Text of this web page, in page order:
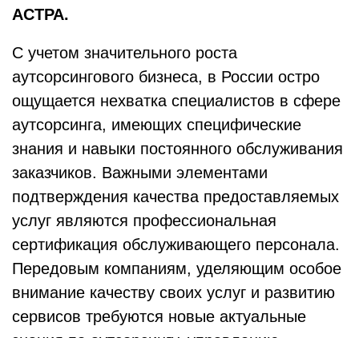
АСТРА.
С учетом значительного роста
аутсорсингового бизнеса, в России остро
ощущается нехватка специалистов в сфере
аутсорсинга, имеющих специфические
знания и навыки постоянного обслуживания
заказчиков. Важными элементами
подтверждения качества предоставляемых
услуг являются профессиональная
сертификация обслуживающего персонала.
Передовым компаниям, уделяющим особое
внимание качеству своих услуг и развитию
сервисов требуются новые актуальные